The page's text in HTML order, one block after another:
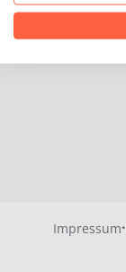
Impressum·